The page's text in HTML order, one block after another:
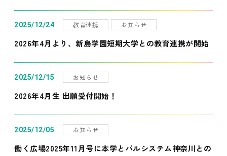
2025/12/24 教育連携 お知らせ
2026年4月より、新島学園短期大学との教育連携が開始
2025/12/15 お知らせ
2026年4月生 出願受付開始！
2025/12/05 お知らせ
働く広場2025年11月号に本学とパルシステム神奈川との